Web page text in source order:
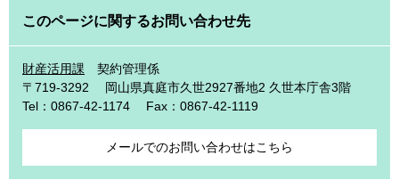
このページに関するお問い合わせ先
財産活用課
契約管理係
〒719-3292
岡山県真庭市久世2927番地2 久世本庁舎3階
Tel：0867-42-1174
Fax：0867-42-1119
メールでのお問い合わせはこちら